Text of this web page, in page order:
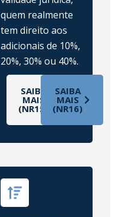
quem realmente
tem direito aos
adicionais de 10%,
20%, 30% ou 40%.
SAIBA
MAIS
(NR15)
SAIBA
MAIS
(NR16)